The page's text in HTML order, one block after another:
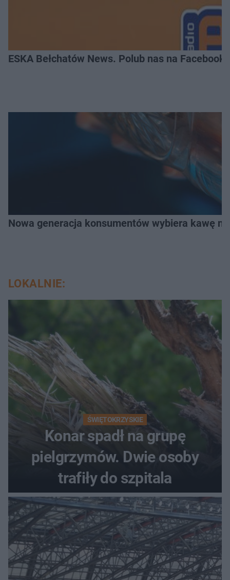
ESKA Bełchatów News. Polub nas na
Nowa generacja konsumentów wybiera kawę
LOKALNIE:
ŚWIĘTOKRZYSKIE
Konar spadł na grupę
pielgrzymów. Dwie osoby
trafiły do szpitala